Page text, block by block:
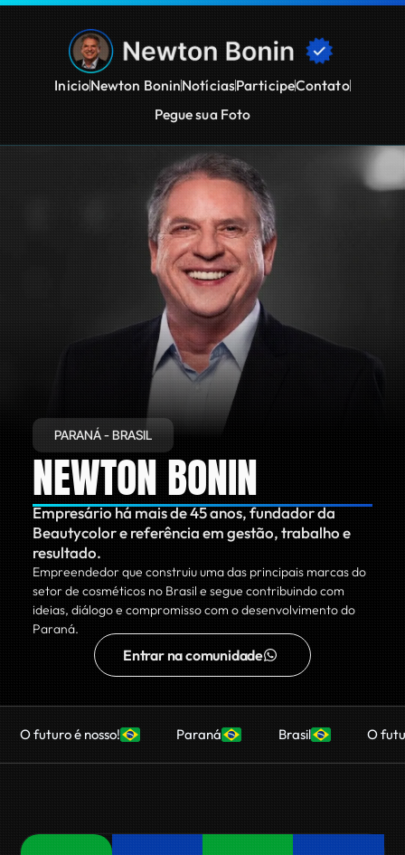
InicioNewton BoninNotíciasParticipeContato
Pegue sua Foto
PARANÁ - BRASIL
NEWTON BONIN
Empresário há mais de 45 anos, fundador da
Beautycolor e referência em gestão, trabalho e
resultado.
Empreendedor que construiu uma das principais marcas do
setor de cosméticos no Brasil e segue contribuindo com
ideias, diálogo e compromisso com o desenvolvimento do
Paraná.
Entrar na comunidade
é nosso! Paraná O futuro é